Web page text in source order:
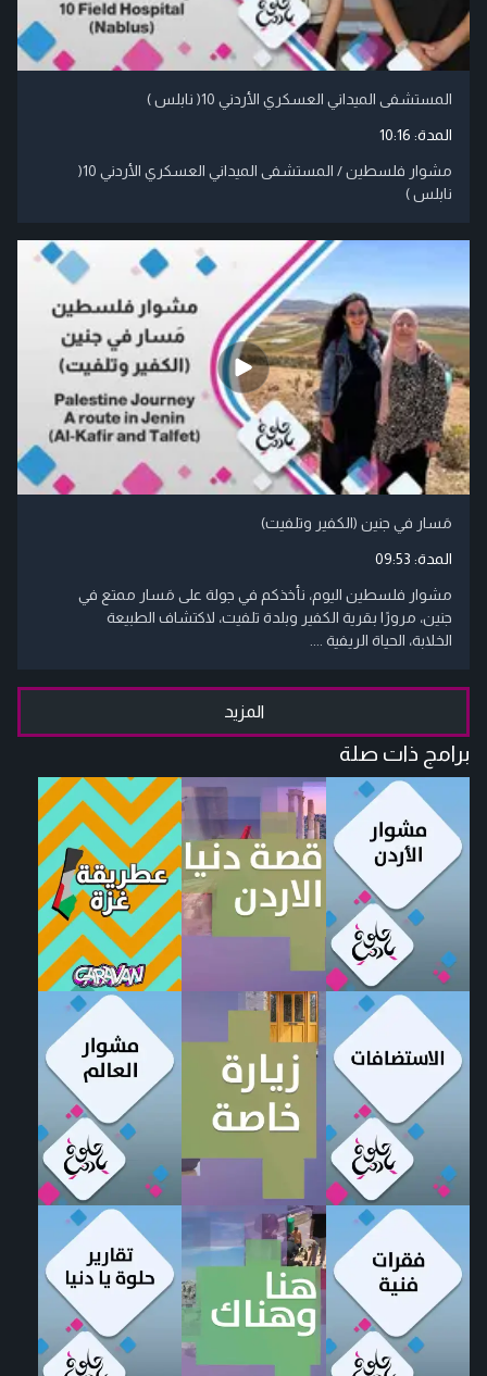
المستشفى الميداني العسكري الأردني 10( نابلس )
المدة: 10:16
مشوار فلسطين / المستشفى الميداني العسكري الأردني 10(
نابلس )
مَسار في جنين (الكفير وتلفيت)
المدة: 09:53
مشوار فلسطين اليوم، نأخذكم في جولة على مَسار ممتع في
جنين، مرورًا بقرية الكفير وبلدة تلفيت، لاكتشاف الطبيعة
الخلابة، الحياة الريفية ....
المزيد
برامج ذات صلة